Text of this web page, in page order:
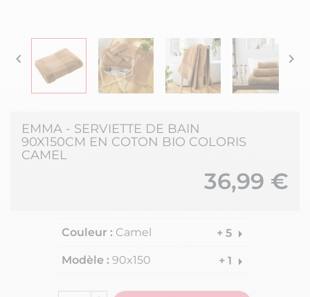
 
EMMA - SERVIETTE DE BAIN
90X150CM EN COTON BIO COLORIS
CAMEL
36,99 €
Couleur : Camel + 5 arrow_right
Modèle : 90x150 + 1 arrow_right